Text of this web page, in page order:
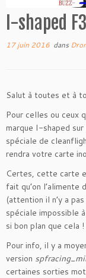
I-shaped F3
17 juin 2016 dans
Salut à toutes et à
Pour celles ou ceux
marque I-shaped sur
spéciale de
rendra votre carte
Certes, cette carte
fait qu’on
(attention il n’y a
spéciale impossible
si bon plan que cela !
Pour info, il y a
version
certaines sorties